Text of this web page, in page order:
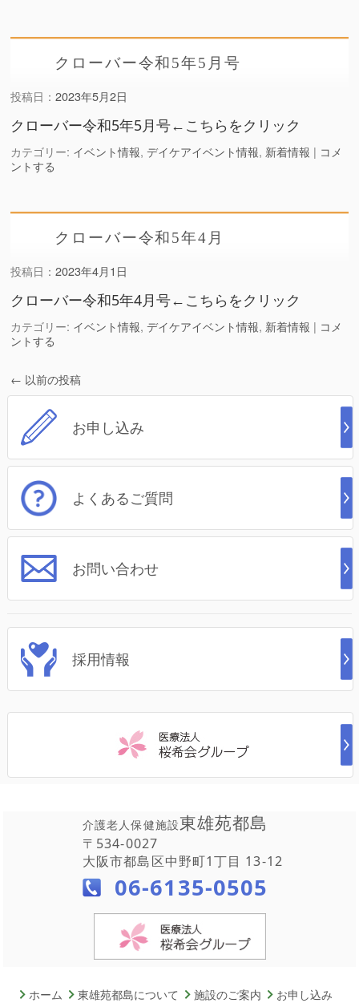
クローバー令和5年5月号
投稿日：2023年5月2日
クローバー令和5年5月号←こちらをクリック
カテゴリー: イベント情報,デイケアイベント情報, 新着情報 | コメ
ントする
クローバー令和5年4月
投稿日：2023年4月1日
クローバー令和5年4月号←こちらをクリック
カテゴリー: イベント情報,デイケアイベント情報, 新着情報 | コメ
ントする
← 以前の投稿
お申し込み
よくあるご質問
お問い合わせ
採用情報
介護老人保健施設東雄苑都島
〒534-0027
大阪市都島区中野町1丁目 13-12
06-6135-0505
ホーム 東雄苑都島について 施設のご案内 お申し込み